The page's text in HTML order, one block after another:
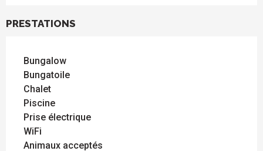
PRESTATIONS
Bungalow
Bungatoile
Chalet
Piscine
Prise électrique
WiFi
Animaux acceptés